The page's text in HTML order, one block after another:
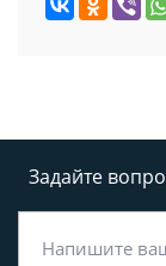
Задайте